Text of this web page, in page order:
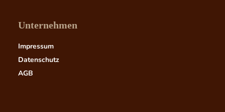
Unternehmen
Impressum
Datenschutz
AGB